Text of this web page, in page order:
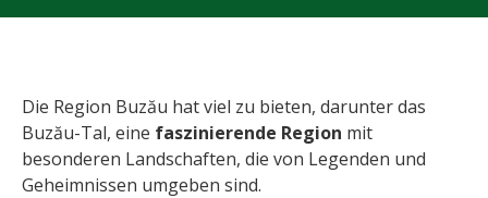
Die Region Buzău hat viel zu bieten, darunter das
Buzău-Tal, eine faszinierende Region mit
besonderen Landschaften, die von Legenden und
Geheimnissen umgeben sind.